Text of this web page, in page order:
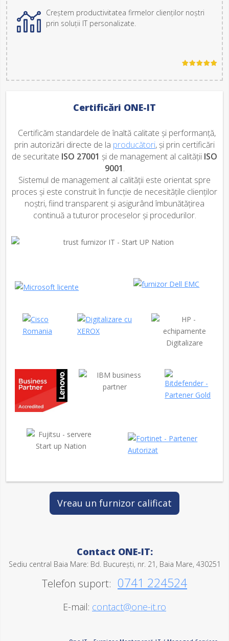
Creștem productivitatea firmelor clienților noștri
prin soluții IT personalizate.
Certificări ONE-IT
Certificăm standardele de înaltă calitate și performanță,
prin autorizări directe de la producători, și prin certificări
de securitate ISO 27001 și de management al calității ISO
9001.
Sistemul de management al calității este orientat spre
proces și este construit în funcție de necesitățile clienților
noștri, fiind transparent și asigurând îmbunătățirea
continuă a tuturor proceselor și procedurilor.
Vreau un furnizor calificat
Contact ONE-IT:
Sediu central Baia Mare: Bd. București, nr. 21, Baia Mare, 430251
Telefon suport: 0741 224524
E-mail: contact@one-it.ro